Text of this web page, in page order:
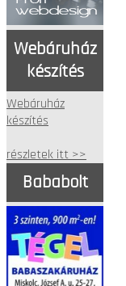
Webáruház
készítés
Webáruház
készítés
részletek itt >>
Bababolt